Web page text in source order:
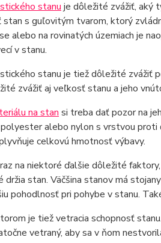
stanu je dôležité zvážiť, aký
s guľovitým tvarom, ktorý
alebo na rovinatých územiach je
v stanu.
stanu je tiež dôležité zvážiť
zvážiť aj veľkosť stanu a jeho
na stan si treba dať pozor na
alebo nylon s vrstvou
celkovú hmotnosť výbavy.
na niektoré ďalšie dôležité
držia stan. Väčšina stanov má
pohodlnosť pri pohybe v stanu.
je tiež vetracia schopnosť
vetraný, aby sa v ňom